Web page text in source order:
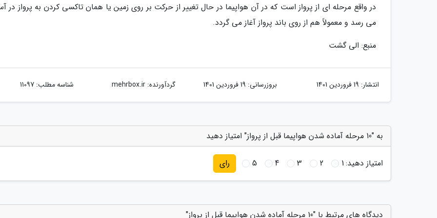
در واقع مرحله ای از پرواز است که در آن هواپیما در حال تغییر از حرکت بر روی زمین یا همان تاکسی کردن به پرواز در
می رسد و معمولاً هم از روی باند پرواز آغاز می گردد.
منبع: الی گشت
انتشار: 19 فروردین 1401 بروزرسانی: 19 فروردین 1401 گردآورنده:mehrbox.ir شناسه مطلب: 11097
به "10 مرحله آماده شدن هواپیما قبل از پرواز" امتیاز دهید
امتیاز دهید:1
2
3
4
5 رای
دیدگاه های مرتبط با "10 مرحله آماده شدن هواپیما قبل از پرواز"